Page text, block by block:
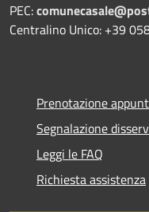
PEC:
Centralino Unico: +39
Prenotazione
Segnalazione
Leggi le FAQ
Richiesta assistenza